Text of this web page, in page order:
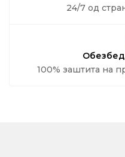
24/7 од
100% заштита на